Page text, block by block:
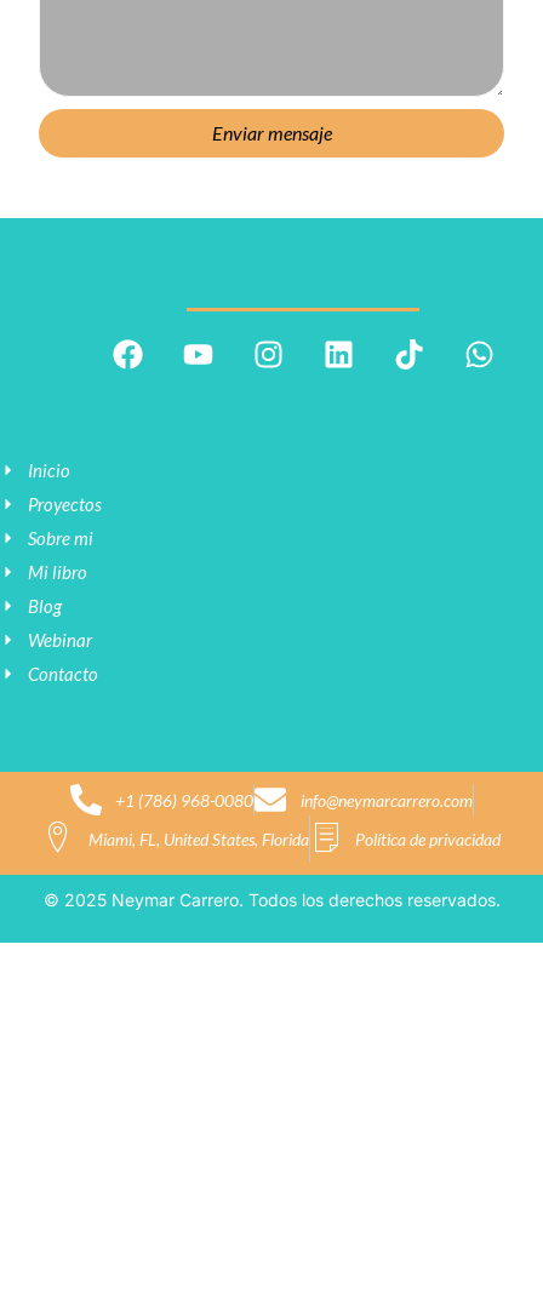
Enviar mensaje
Inicio
Proyectos
Sobre mi
Mi libro
Blog
Webinar
Contacto
+1 (786) 968-0080
info@neymarcarrero.com
Miami, FL, United States, Florida
Política de privacidad
© 2025 Neymar Carrero. Todos los derechos reservados.